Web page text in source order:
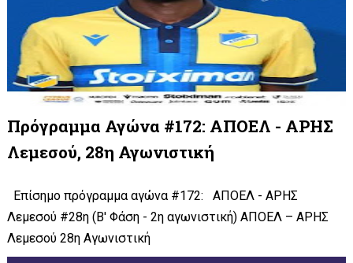
Πρόγραμμα Αγώνα #172: ΑΠΟΕΛ - ΑΡΗΣ
Λεμεσού, 28η Αγωνιστική
Επίσημο πρόγραμμα αγώνα #172: ΑΠΟΕΛ - ΑΡΗΣ
Λεμεσού #28η (Β' Φάση - 2η αγωνιστική) ΑΠΟΕΛ – ΑΡΗΣ
Λεμεσού 28η Αγωνιστική